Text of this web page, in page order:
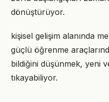
dönüştürüyor.
kişisel gelişim alanında
güçlü öğrenme
bildiğini düşünmek, yeni
tıkayabiliyor.